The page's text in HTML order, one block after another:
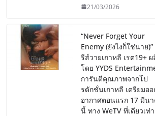
21/03/2026
“Never Forget Your
Enemy (ยังไงก็ใช่นาย
รีส์วายเกาหลี เรต19+
โดย YYDS
การันตีคุณภาพจากโป
รดักชั่นเกาหลี เตรียมออ
อากาศตอนแรก 17 มีน
นี้ ทาง WeTV ที่เดียวเท่